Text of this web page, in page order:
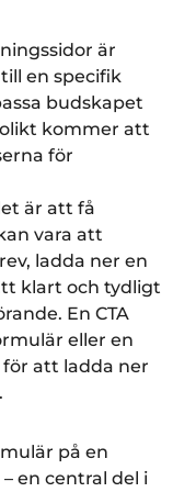
är
en specifik
budskapet
kommer att
för
är att få
vara att
ladda ner en
klart och tydligt
En CTA
eller en
att ladda ner
på en
en central del i